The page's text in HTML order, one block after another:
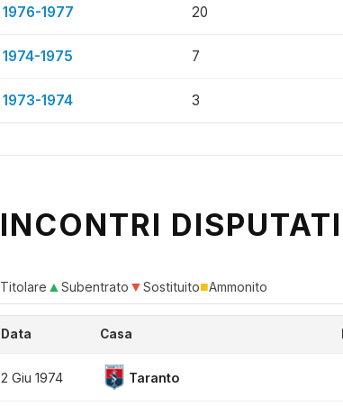
1976-1977 20
1974-1975 7
1973-1974 3
INCONTRI DISPUTATI
Titolare ▲Subentrato ▼Sostituito■Ammonito
Data Casa
2 Giu 1974 Taranto